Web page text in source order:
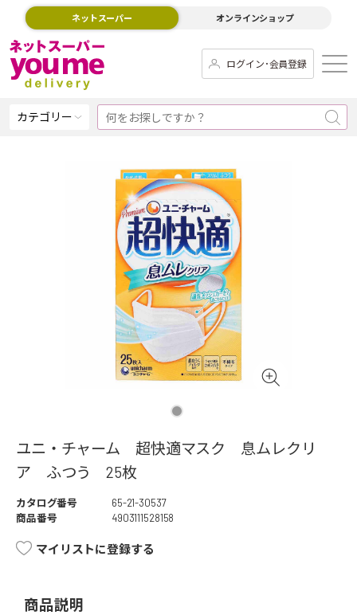
ネットスーパー オンラインショップ
ログイン･会員登録
カテゴリー
ユニ・チャーム 超快適マスク 息ムレクリ
ア ふつう 25枚
カタログ番号
65-21-30537
商品番号
4903111528158
マイリストに登録する
商品説明